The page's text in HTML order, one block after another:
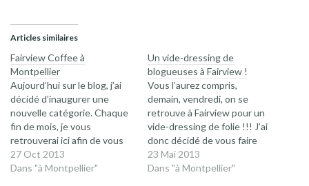
Articles similaires
Fairview Coffee à
Montpellier
Aujourd’hui sur le blog, j’ai
décidé d’inaugurer une
nouvelle catégorie. Chaque
fin de mois, je vous
retrouverai ici afin de vous
parler d’un lieu que
j’affectionne
27 Oct 2013
Dans "à Montpellier"
Un vide-dressing de
blogueuses à Fairview !
Vous l’aurez compris,
demain, vendredi, on se
retrouve à Fairview pour un
vide-dressing de folie !!! J’ai
donc décidé de vous faire
connaître un peu mieux
Fairview en demandant à
23 Mai 2013
Dans "à Montpellier"